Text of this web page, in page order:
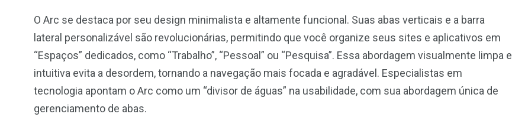
O Arc se destaca por seu design minimalista e altamente funcional. Suas abas verticais e a barra
lateral personalizável são revolucionárias, permitindo que você organize seus sites e aplicativos em
“Espaços” dedicados, como “Trabalho”, “Pessoal” ou “Pesquisa”. Essa abordagem visualmente limpa e
intuitiva evita a desordem, tornando a navegação mais focada e agradável. Especialistas em
tecnologia apontam o Arc como um “divisor de águas” na usabilidade, com sua abordagem única de
gerenciamento de abas.